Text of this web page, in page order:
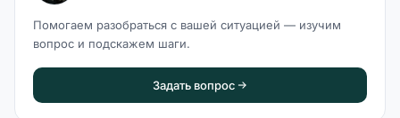
Помогаем разобраться с вашей ситуацией — изучим
вопрос и подскажем шаги.
Задать вопрос